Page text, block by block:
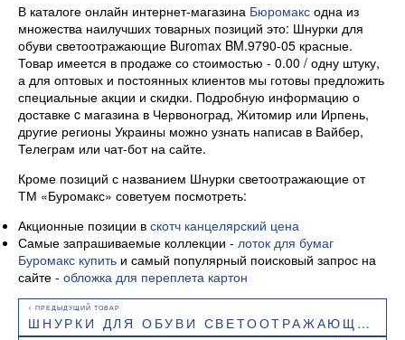
В каталоге онлайн интернет-магазина Бюромакс одна из
множества наилучших товарных позиций это: Шнурки для
обуви светоотражающие Buromax BM.9790-05 красные.
Товар имеется в продаже со стоимостью - 0.00 / одну штуку,
а для оптовых и постоянных клиентов мы готовы предложить
специальные акции и скидки. Подробную информацию о
доставке c магазина в Червоноград, Житомир или Ирпень,
другие регионы Украины можно узнать написав в Вайбер,
Телеграм или чат-бот на сайте.
Кроме позиций с названием Шнурки светоотражающие от
ТМ «Буромакс» советуем посмотреть:
Акционные позиции в скотч канцелярский цена
Самые запрашиваемые коллекции - лоток для бумаг
Буромакс купить и самый популярный поисковый запрос на
сайте - обложка для переплета картон
ШНУРКИ ДЛЯ ОБУВИ СВЕТООТРАЖАЮЩИЕ BUROMAX BM.9790-02 СИНИЕ